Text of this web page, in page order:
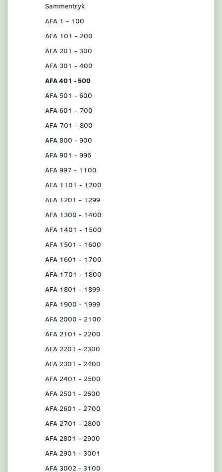
Sammentryk
AFA 1 - 100
AFA 101 - 200
AFA 201 - 300
AFA 301 - 400
AFA 401 - 500
AFA 501 - 600
AFA 601 - 700
AFA 701 - 800
AFA 800 - 900
AFA 901 - 996
AFA 997 - 1100
AFA 1101 - 1200
AFA 1201 - 1299
AFA 1300 - 1400
AFA 1401 - 1500
AFA 1501 - 1600
AFA 1601 - 1700
AFA 1701 - 1800
AFA 1801 - 1899
AFA 1900 - 1999
AFA 2000 - 2100
AFA 2101 - 2200
AFA 2201 - 2300
AFA 2301 - 2400
AFA 2401 - 2500
AFA 2501 - 2600
AFA 2601 - 2700
AFA 2701 - 2800
AFA 2801 - 2900
AFA 2901 - 3001
AFA 3002 - 3100